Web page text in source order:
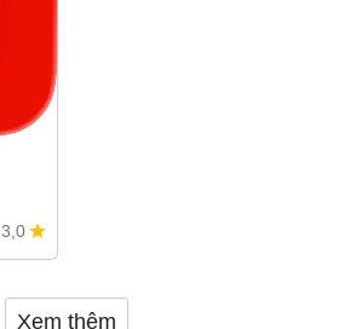
3,0
Xem thêm